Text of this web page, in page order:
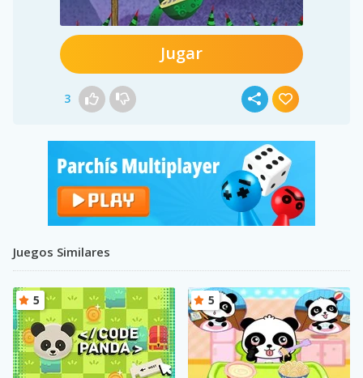
Jugar
3
Juegos Similares
5 5